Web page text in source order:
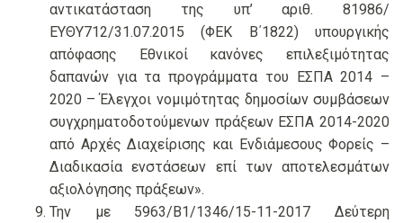
αντικατάσταση της υπ’ αριθ. 81986/
ΕΥΘΥ712/31.07.2015 (ΦΕΚ Β΄1822) υπουργικής
απόφασης Εθνικοί κανόνες επιλεξιμότητας
δαπανών για τα προγράμματα του ΕΣΠΑ 2014 –
2020 – Έλεγχοι νομιμότητας δημοσίων συμβάσεων
συγχρηματοδοτούμενων πράξεων ΕΣΠΑ 2014-2020
από Αρχές Διαχείρισης και Ενδιάμεσους Φορείς –
Διαδικασία ενστάσεων επί των αποτελεσμάτων
αξιολόγησης πράξεων».
Την με 5963/Β1/1346/15-11-2017 Δεύτερη